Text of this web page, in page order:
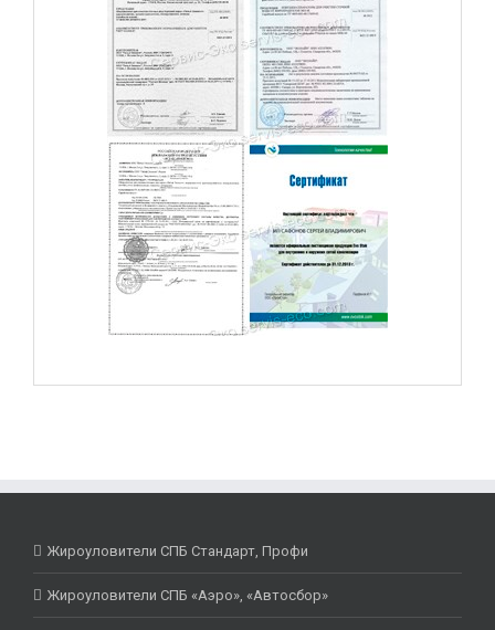
Жироуловители СПБ Стандарт, Профи
Жироуловители СПБ «Аэро», «Автосбор»